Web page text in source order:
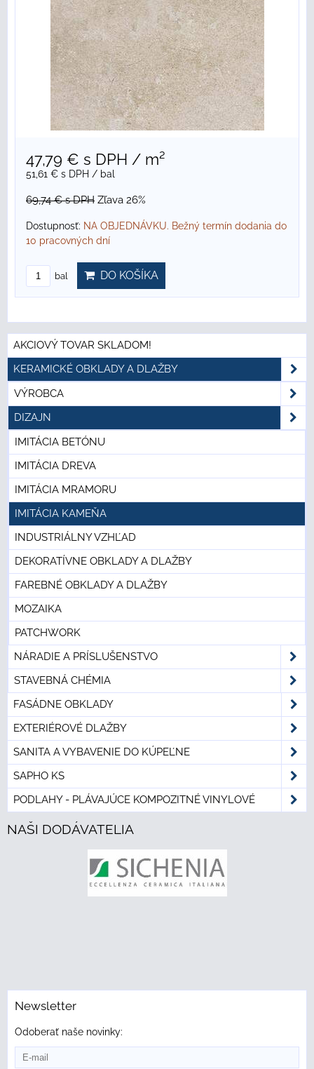
47,79 € s DPH / m²
51,61 € s DPH / bal
69,74 €s DPH Zľava 26%
Dostupnosť: NA OBJEDNÁVKU. Bežný termín dodania do
10 pracovných dní
bal DO KOŠÍKA
AKCIOVÝ TOVAR SKLADOM!
KERAMICKÉ OBKLADY A DLAŽBY
VÝROBCA
DIZAJN
IMITÁCIA BETÓNU
IMITÁCIA DREVA
IMITÁCIA MRAMORU
IMITÁCIA KAMEŇA
INDUSTRIÁLNY VZHĽAD
DEKORATÍVNE OBKLADY A DLAŽBY
FAREBNÉ OBKLADY A DLAŽBY
MOZAIKA
PATCHWORK
NÁRADIE A PRÍSLUŠENSTVO
STAVEBNÁ CHÉMIA
FASÁDNE OBKLADY
EXTERIÉROVÉ DLAŽBY
SANITA A VYBAVENIE DO KÚPEĽNE
SAPHO KS
PODLAHY - PLÁVAJÚCE KOMPOZITNÉ VINYLOVÉ
NAŠI DODÁVATELIA
Newsletter
Odoberať naše novinky: